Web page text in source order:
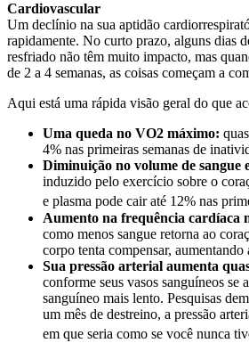
Cardiovascular
Um declínio na sua aptidão
rapidamente. No curto prazo, alguns dias
resfriado não têm muito impacto, mas
de 2 a 4 semanas, as coisas começam a
Aqui está uma rápida visão geral do que
Uma queda no VO2 máximo:
4% nas primeiras semanas de
Diminuição no volume de sangue
induzido pelo exercício sobre o
e plasma pode cair até 12% nas
Aumento na frequência cardíaca
como menos sangue retorna ao
corpo tenta compensar, aumentando
Sua pressão arterial aumenta
conforme seus vasos sanguíneos se
sanguíneo mais lento. Pesquisas
um mês de destreino, a pressão
em que seria como se você nunca